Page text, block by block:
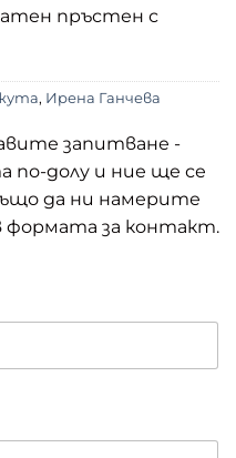
пръстен с
, Ирена Ганчева
запитване -
по-долу и ние ще се
да ни намерите
формата за контакт.